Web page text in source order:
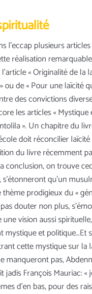
l’eccap plusieurs
réalisation
l’article « Originalité de la
ou de « Pour une laïcité
des convictions
les articles « Mystique
». Un chapitre du
doit réconcilier
du livre récemment
conclusion, on trouve
s’étonneront qu’un
thème prodigieux du «
pas douter non plus,
vision aussi
mystique et politique…Et
cette mystique sur la
manqueront pas,
jadis François Mauriac: «
d’en bas, pour des